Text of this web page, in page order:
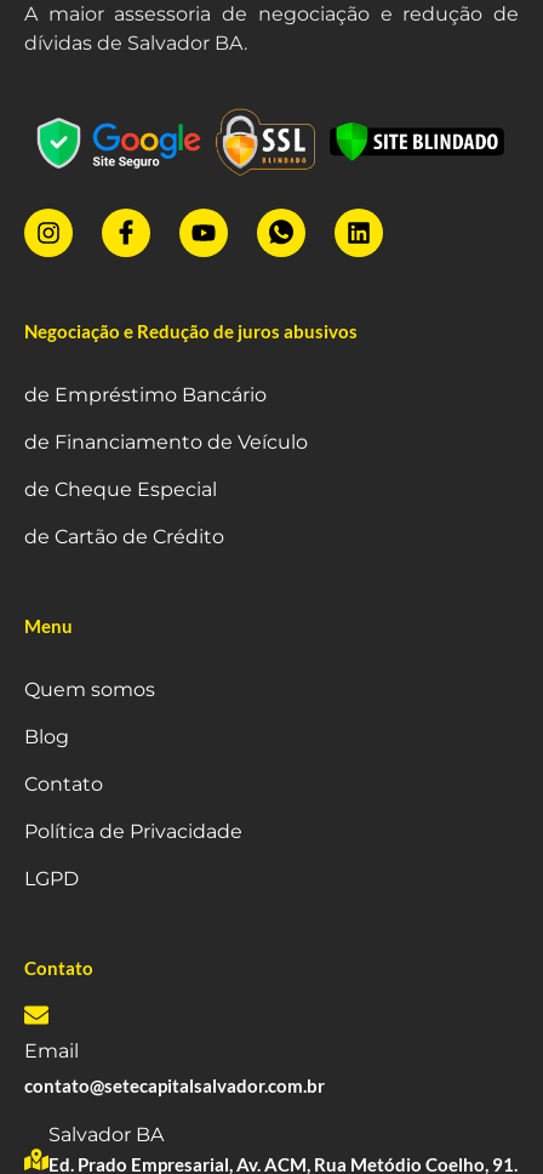
A maior assessoria de negociação e redução de
dívidas de Salvador BA.
Negociação e Redução de juros abusivos
de Empréstimo Bancário
de Financiamento de Veículo
de Cheque Especial
de Cartão de Crédito
Menu
Quem somos
Blog
Contato
Política de Privacidade
LGPD
Contato
Email
contato@setecapitalsalvador.com.br
Salvador BA
Ed. Prado Empresarial, Av. ACM, Rua Metódio Coelho, 91.